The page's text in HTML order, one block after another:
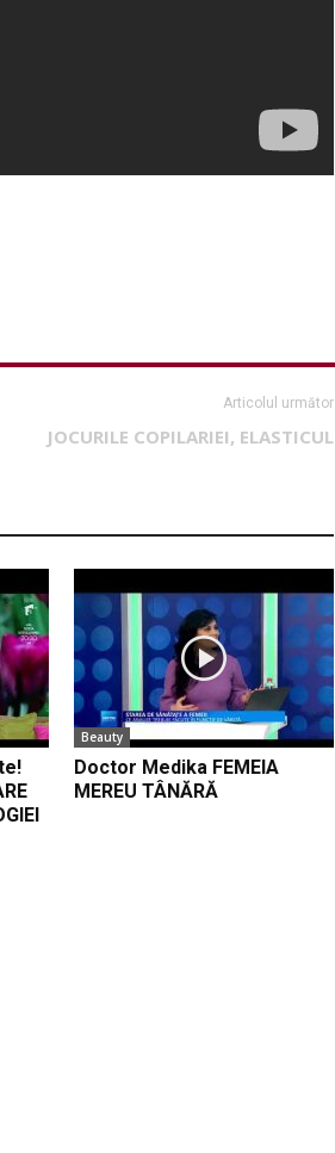
Articolul următor
JOCURILE COPILARIEI, ELASTICUL
Beauty
Doctor Medika FEMEIA
MEREU TÂNĂRĂ